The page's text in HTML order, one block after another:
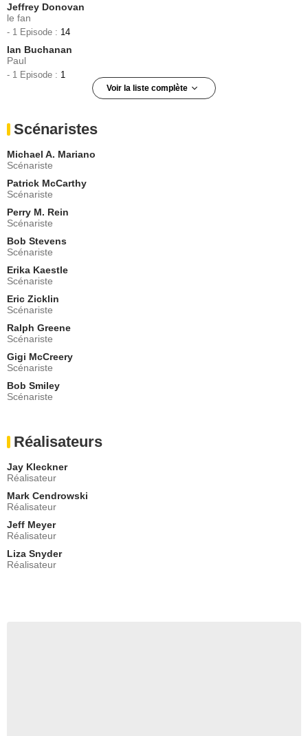
Jeffrey Donovan
le fan
- 1 Episode : 14
Ian Buchanan
Paul
- 1 Episode : 1
Voir la liste complète
- 1 Episode :3
Docteur
- 1 Episode :
David Deluise
Dan
- 1 Episode :8
Virginia Hamilton
Fran
- 1 Episode :
Jillian Bach
Tammy
- 1 Episode :
Doreene L. Hamilton
Lisa
- 1 Episode :
Scénaristes
Michael A. Mariano
Scénariste
Patrick McCarthy
Scénariste
Perry M. Rein
Scénariste
Bob Stevens
Scénariste
Erika Kaestle
Scénariste
Eric Zicklin
Scénariste
Ralph Greene
Scénariste
Gigi McCreery
Scénariste
Bob Smiley
Scénariste
Réalisateurs
Jay Kleckner
Réalisateur
Mark Cendrowski
Réalisateur
Jeff Meyer
Réalisateur
Liza Snyder
Réalisateur